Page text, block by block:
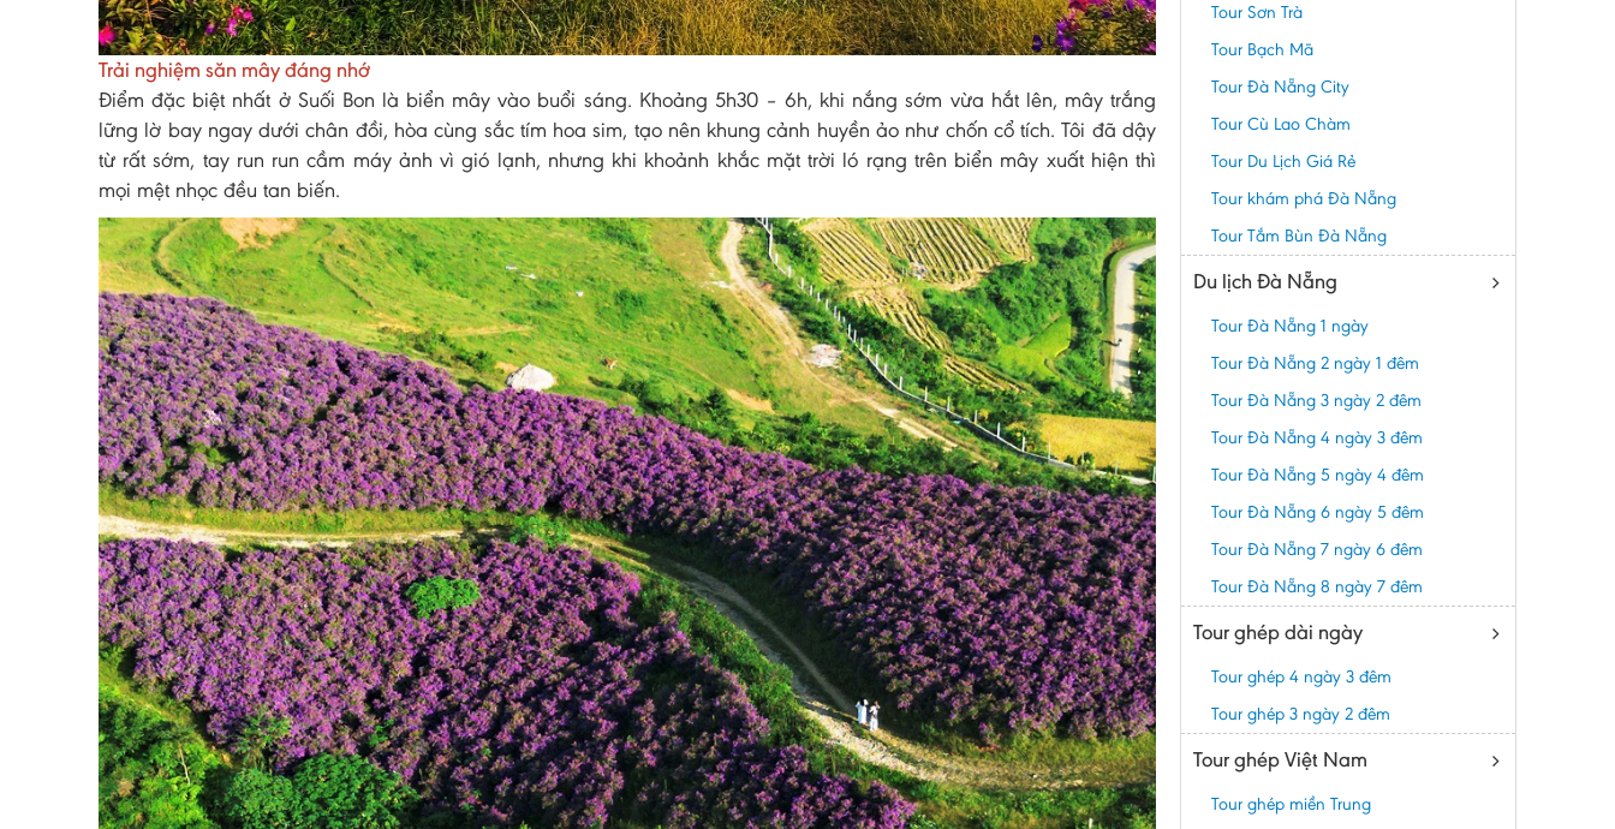
Trải nghiệm săn mây đáng nhớ
Điểm đặc biệt nhất ở Suối Bon là biển mây vào buổi sáng. Khoảng 5h30 – 6h, khi nắng sớm vừa hắt lên, mây trắng
lững lờ bay ngay dưới chân đồi, hòa cùng sắc tím hoa sim, tạo nên khung cảnh huyền ảo như chốn cổ tích. Tôi đã dậy
từ rất sớm, tay run run cầm máy ảnh vì gió lạnh, nhưng khi khoảnh khắc mặt trời ló rạng trên biển mây xuất hiện thì
mọi mệt nhọc đều tan biến.
Tour Sơn Trà
Tour Bạch Mã
Tour Đà Nẵng City
Tour Cù Lao Chàm
Tour Du Lịch Giá Rẻ
Tour khám phá Đà Nẵng
Tour Tắm Bùn Đà Nẵng
Du lịch Đà Nẵng
Tour Đà Nẵng 1 ngày
Tour Đà Nẵng 2 ngày 1 đêm
Tour Đà Nẵng 3 ngày 2 đêm
Tour Đà Nẵng 4 ngày 3 đêm
Tour Đà Nẵng 5 ngày 4 đêm
Tour Đà Nẵng 6 ngày 5 đêm
Tour Đà Nẵng 7 ngày 6 đêm
Tour Đà Nẵng 8 ngày 7 đêm
Tour ghép dài ngày
Tour ghép 4 ngày 3 đêm
Tour ghép 3 ngày 2 đêm
Tour ghép Việt Nam
Tour ghép miền Trung